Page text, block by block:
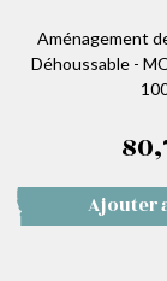
Aménagement
Déhoussable -
Ajouter